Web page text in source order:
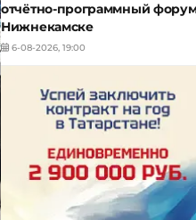
отчётно-программный
Нижнекамске
6-08-2026, 19:00